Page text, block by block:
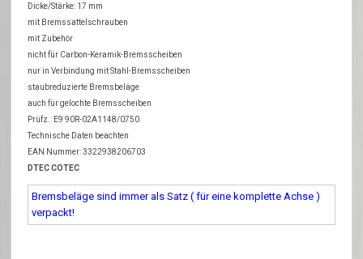
Dicke/Stärke: 17 mm
mit Bremssattelschrauben
mit Zubehör
nicht für Carbon-Keramik-Bremsscheiben
nur in Verbindung mit Stahl-Bremsscheiben
staubreduzierte Bremsbeläge
auch für gelochte Bremsscheiben
Prüfz.: E9 90R-02A1148/0750
Technische Daten beachten
EAN Nummer: 3322938206703
DTEC COTEC
Bremsbeläge sind immer als Satz ( für eine komplette Achse )
verpackt!